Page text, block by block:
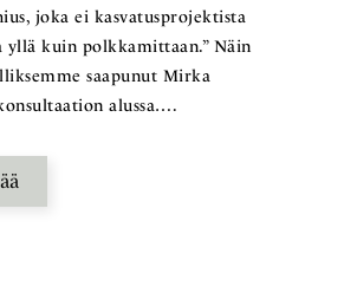
joka ei kasvatusprojektista
yllä kuin polkkamittaan.” Näin
saapunut Mirka
alussa….